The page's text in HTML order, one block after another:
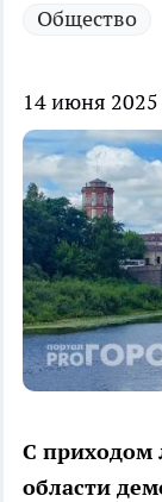
Общество
14 июня 2025
С приходом
области